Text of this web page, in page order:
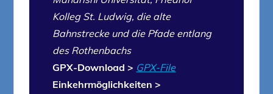
Kolleg St. Ludwig, die alte
Bahnstrecke und die Pfade entlang
des Rothenbachs
GPX-Download > GPX-File
Einkehrmöglichkeiten >